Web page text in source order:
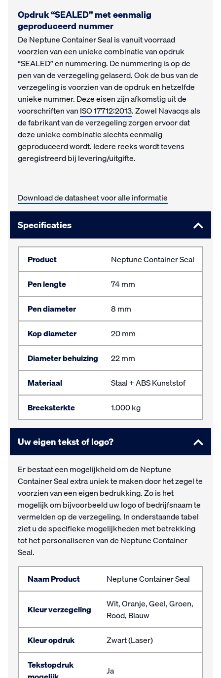
Opdruk “SEALED” met eenmalig
geproduceerd nummer
De Neptune Container Seal is vanuit voorraad
voorzien van een unieke combinatie van opdruk
“SEALED” en nummering. De nummering is op de
pen van de verzegeling gelaserd. Ook de bus van de
verzegeling is voorzien van de opdruk en hetzelfde
unieke nummer. Deze eisen zijn afkomstig uit de
voorschriften vanISO 17712:2013. Zowel Navacqs als
de fabrikant van de verzegeling zorgen ervoor dat
deze unieke combinatie slechts eenmalig
geproduceerd wordt. Iedere reeks wordt tevens
geregistreerd bij levering/uitgifte.
Download de datasheet voor alle informatie
Specificaties
Product
Neptune Container Seal
Pen lengte
74 mm
Pen diameter
8 mm
Kop diameter
20 mm
Diameter behuizing
22 mm
Materiaal
Staal + ABS Kunststof
Breeksterkte
1.000 kg
Uw eigen tekst of logo?
Er bestaat een mogelijkheid om de Neptune
Container Seal extra uniek te maken door het zegel te
voorzien van een eigen bedrukking. Zo is het
mogelijk om bijvoorbeeld uw logo of bedrijfsnaam te
vermelden op de verzegeling. In onderstaande tabel
ziet u de specifieke mogelijkheden met betrekking
tot het personaliseren van de Neptune Container
Seal.
Naam Product Neptune Container Seal
Kleur verzegeling
Wit, Oranje, Geel, Groen,
Rood, Blauw
Kleur opdruk
Zwart (Laser)
Tekstopdruk
Ja